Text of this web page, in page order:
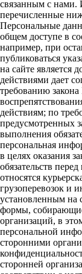
связанным с нами.
перечисленные
Персональные
общем доступе в
например, при
публиковаться
на сайте является
действиями дает
требованию
действиям; по
предусмотренных
выполнения
персональная
в целях оказания
обязательств
относятся
грузоперевозок и
установленным на
формы,
организаций, в
персональной
сторонними
сторонней